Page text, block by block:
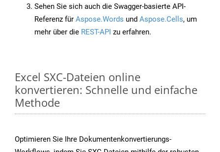
Sehen Sie sich auch die Swagger-basierte API-
Referenz für Aspose.Words und Aspose.Cells, um
mehr über die REST-API zu erfahren.
Excel SXC-Dateien online
konvertieren: Schnelle und einfache
Methode
Optimieren Sie Ihre Dokumentenkonvertierungs-